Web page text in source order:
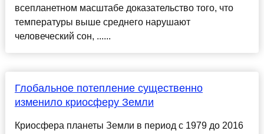
всепланетном масштабе доказательство того, что
температуры выше среднего нарушают
человеческий сон, ......
Глобальное потепление существенно
изменило криосферу Земли
Криосфера планеты Земли в период с 1979 до 2016